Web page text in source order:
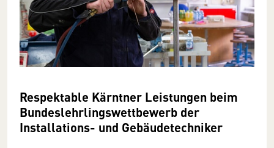
Respektable Kärntner Leistungen beim
Bundeslehrlingswettbewerb der
Installations- und Gebäudetechniker